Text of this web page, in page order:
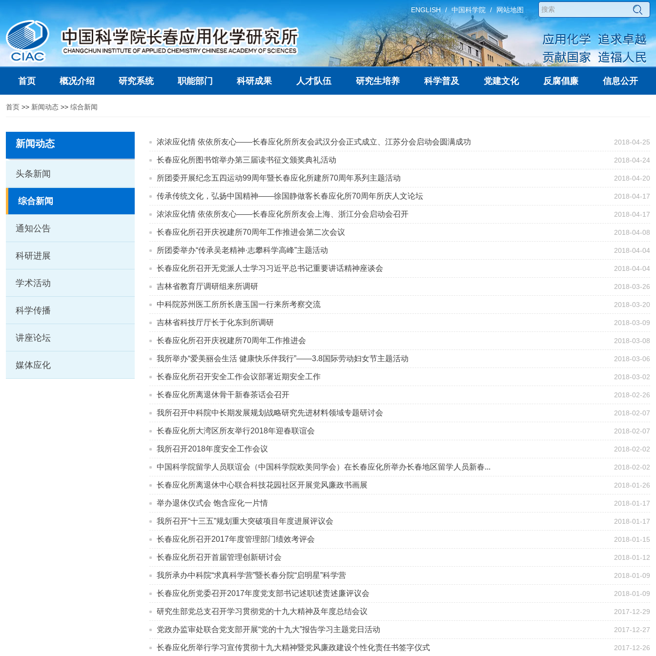
ENGLISH 中国科学院 网站地图
首页 概况介绍 研究系统 职能部门 科研成果 人才队伍 研究生培养 科学普及 党建文化 反腐倡廉 信息公开
首页 >> 新闻动态 >> 综合新闻
新闻动态
头条新闻
综合新闻
通知公告
科研进展
学术活动
科学传播
讲座论坛
媒体应化
浓浓应化情 依依所友心——长春应化所所友会武汉分会正式成立、江苏分会启动会圆满成功 2018-04-25
长春应化所图书馆举办第三届读书征文颁奖典礼活动 2018-04-24
所团委开展纪念五四运动99周年暨长春应化所建所70周年系列主题活动 2018-04-20
传承传统文化，弘扬中国精神——徐国静做客长春应化所70周年所庆人文论坛 2018-04-17
浓浓应化情 依依所友心——长春应化所所友会上海、浙江分会启动会召开 2018-04-17
长春应化所召开庆祝建所70周年工作推进会第二次会议 2018-04-08
所团委举办“传承吴老精神·志攀科学高峰”主题活动 2018-04-04
长春应化所召开无党派人士学习习近平总书记重要讲话精神座谈会 2018-04-04
吉林省教育厅调研组来所调研 2018-03-26
中科院苏州医工所所长唐玉国一行来所考察交流 2018-03-20
吉林省科技厅厅长于化东到所调研 2018-03-09
长春应化所召开庆祝建所70周年工作推进会 2018-03-08
我所举办“爱美丽会生活 健康快乐伴我行”——3.8国际劳动妇女节主题活动 2018-03-06
长春应化所召开安全工作会议部署近期安全工作 2018-03-02
长春应化所离退休骨干新春茶话会召开 2018-02-26
我所召开中科院中长期发展规划战略研究先进材料领域专题研讨会 2018-02-07
长春应化所大湾区所友举行2018年迎春联谊会 2018-02-07
我所召开2018年度安全工作会议 2018-02-02
中国科学院留学人员联谊会（中国科学院欧美同学会）在长春应化所举办长春地区留学人员新春... 2018-02-02
长春应化所离退休中心联合科技花园社区开展党风廉政书画展 2018-01-26
举办退休仪式会 饱含应化一片情 2018-01-17
我所召开“十三五”规划重大突破项目年度进展评议会 2018-01-17
长春应化所召开2017年度管理部门绩效考评会 2018-01-15
长春应化所召开首届管理创新研讨会 2018-01-12
我所承办中科院“求真科学营”暨长春分院“启明星”科学营 2018-01-09
长春应化所党委召开2017年度党支部书记述职述责述廉评议会 2018-01-09
研究生部党总支召开学习贯彻党的十九大精神及年度总结会议 2017-12-29
党政办监审处联合党支部开展“党的十九大”报告学习主题党日活动 2017-12-27
长春应化所举行学习宣传贯彻十九大精神暨党风廉政建设个性化责任书签字仪式 2017-12-26